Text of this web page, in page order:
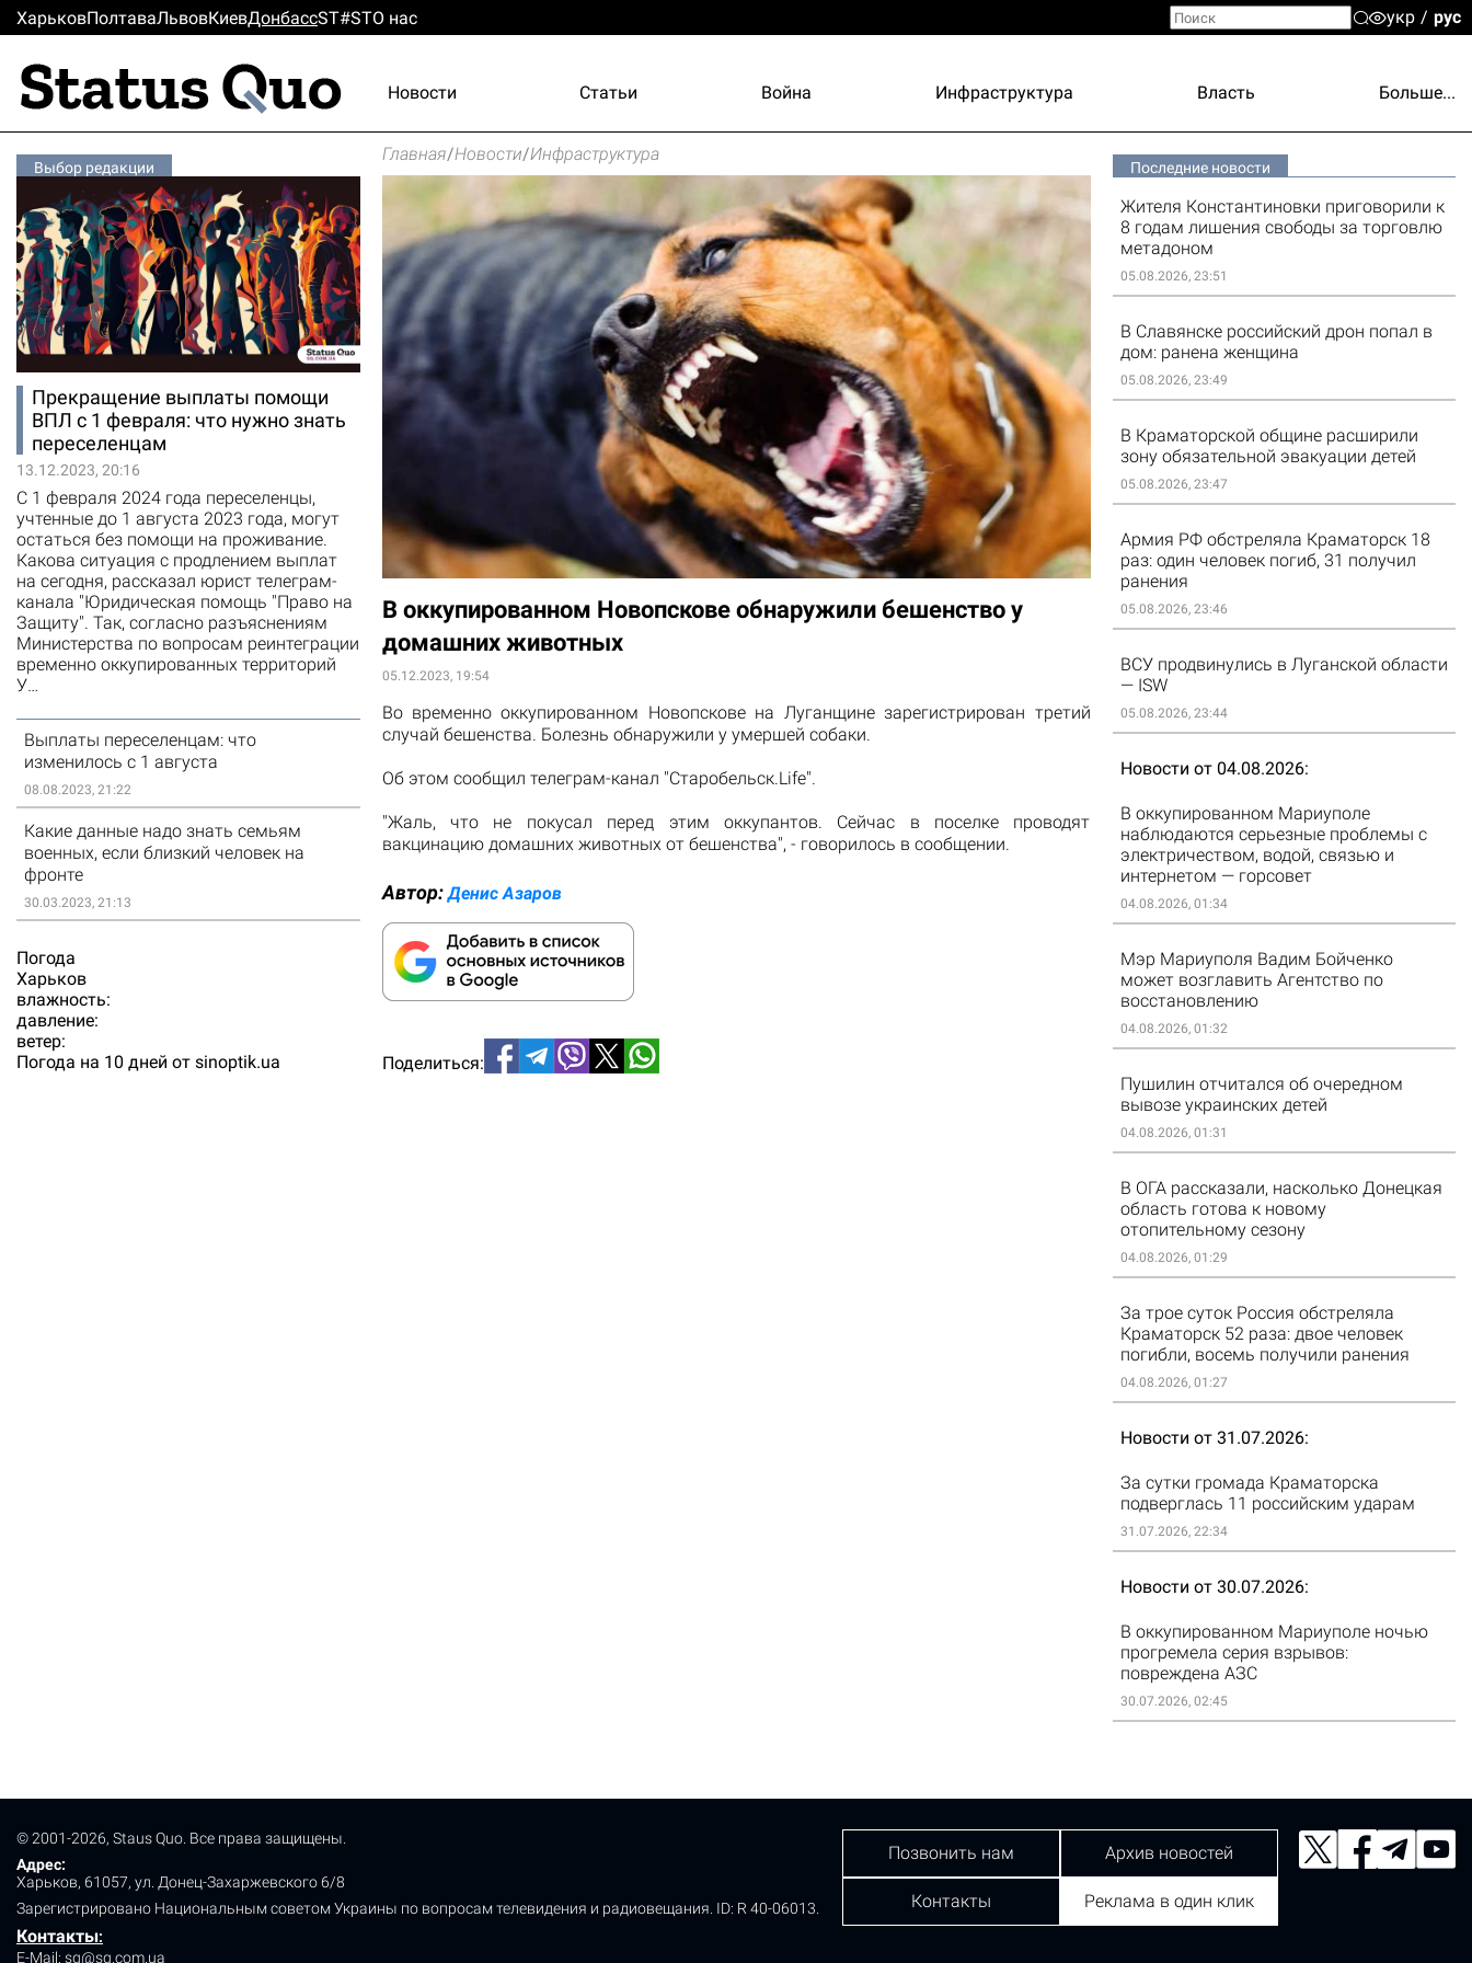
ХарьковПолтаваЛьвовКиевДонбассST#STО нас укр рус
Новости Статьи Война Инфраструктура Власть Больше...
Выбор редакции
Прекращение выплаты помощи
ВПЛ с 1 февраля: что нужно знать
переселенцам
13.12.2023, 20:16
С 1 февраля 2024 года переселенцы,
учтенные до 1 августа 2023 года, могут
остаться без помощи на проживание.
Какова ситуация с продлением выплат
на сегодня, рассказал юрист телеграм-
канала "Юридическая помощь "Право на
Защиту". Так, согласно разъяснениям
Министерства по вопросам реинтеграции
временно оккупированных территорий
У…
Выплаты переселенцам: что
изменилось с 1 августа
08.08.2023, 21:22
Какие данные надо знать семьям
военных, если близкий человек на
фронте
30.03.2023, 21:13
Погода
Харьков
влажность:
давление:
ветер:
Погода на 10 дней от sinoptik.ua
Главная/Новости/Инфраструктура
В оккупированном Новопскове обнаружили бешенство у
домашних животных
05.12.2023, 19:54
Во временно оккупированном Новопскове на Луганщине зарегистрирован третий
случай бешенства. Болезнь обнаружили у умершей собаки.
Об этом сообщил телеграм-канал "Старобельск.Life".
"Жаль, что не покусал перед этим оккупантов. Сейчас в поселке проводят
вакцинацию домашних животных от бешенства", - говорилось в сообщении.
Автор:Денис Азаров
Поделиться:
Последние новости
Жителя Константиновки приговорили к
8 годам лишения свободы за торговлю
метадоном
05.08.2026, 23:51
В Славянске российский дрон попал в
дом: ранена женщина
05.08.2026, 23:49
В Краматорской общине расширили
зону обязательной эвакуации детей
05.08.2026, 23:47
Армия РФ обстреляла Краматорск 18
раз: один человек погиб, 31 получил
ранения
05.08.2026, 23:46
ВСУ продвинулись в Луганской области
— ISW
05.08.2026, 23:44
Новости от 04.08.2026
В оккупированном Мариуполе
наблюдаются серьезные проблемы с
электричеством, водой, связью и
интернетом — горсовет
04.08.2026, 01:34
Мэр Мариуполя Вадим Бойченко
может возглавить Агентство по
восстановлению
04.08.2026, 01:32
Пушилин отчитался об очередном
вывозе украинских детей
04.08.2026, 01:31
В ОГА рассказали, насколько Донецкая
область готова к новому
отопительному сезону
04.08.2026, 01:29
За трое суток Россия обстреляла
Краматорск 52 раза: двое человек
погибли, восемь получили ранения
04.08.2026, 01:27
Новости от 31.07.2026
За сутки громада Краматорска
подверглась 11 российским ударам
31.07.2026, 22:34
Новости от 30.07.2026
В оккупированном Мариуполе ночью
прогремела серия взрывов:
повреждена АЗС
30.07.2026, 02:45
© 2001-2026, Staus Quo. Все права защищены.
Адрес:
Харьков, 61057, ул. Донец-Захаржевского 6/8
Зарегистрировано Национальным советом Украины по вопросам телевидения и радиовещания. ID: R 40-06013.
Контакты:
E-Mail: sq@sq.com.ua
Позвонить нам Архив новостей
Контакты Реклама в один клик